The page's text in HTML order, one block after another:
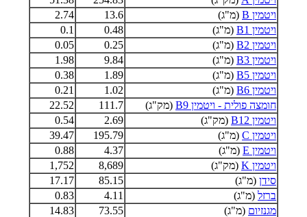
ויטמין B
(מ"ג) 13.6
2.74
ויטמין B1
(מ"ג) 0.48
0.1
ויטמין B2
(מ"ג) 0.25
0.05
ויטמין B3
(מ"ג) 9.84
1.98
ויטמין B5
(מ"ג) 1.89
0.38
ויטמין B6
(מ"ג) 1.02
0.21
חומצה פולית - ויטמין B9
(מק"ג) 111.7
22.52
ויטמין B12
(מק"ג) 2.69
0.54
ויטמין C
(מ"ג) 195.79
39.47
ויטמין E
(מ"ג) 4.37
0.88
ויטמין K
(מק"ג) 8,689
1,752
סידן (מ"ג) 85.15
17.17
ברזל (מ"ג) 4.11
0.83
מגנזיום (מ"ג) 73.55
14.83